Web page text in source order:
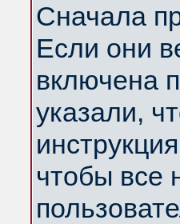
Сначала
Если они
включена
указали,
чтобы все